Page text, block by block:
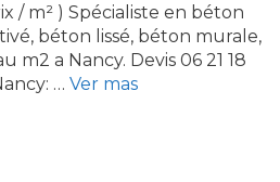
/ m² ) Spécialiste en béton
béton lissé, béton murale,
m2 a Nancy. Devis 06 21 18
… Ver mas